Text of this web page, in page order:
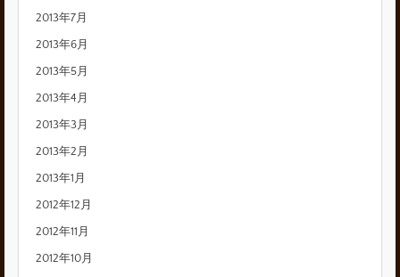
2013年7月
2013年6月
2013年5月
2013年4月
2013年3月
2013年2月
2013年1月
2012年12月
2012年11月
2012年10月